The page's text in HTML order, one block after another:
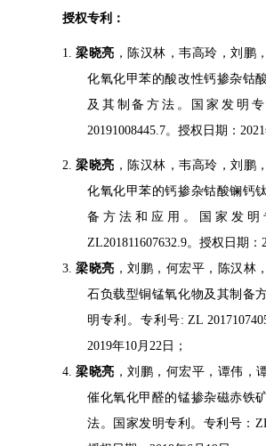
授权专利：
1.梁晓亮 ，陈汉林，韦高玲，刘鹏
化氧化甲苯的酸改性钙掺杂钴
及其制备方法。国家发明
20191008445.7。授权日期：
2.梁晓亮 ，陈汉林，韦高玲，刘鹏
化氧化甲苯的钙掺杂钴酸镧钙
备方法和应用。国家发明
ZL201811607632.9。授权日期：
3.梁晓亮 ，刘鹏，何宏平，陈汉林
石负载型铜锰氧化物及其制备
明专利。专利号: ZL
2019年10月22日；
4.梁晓亮 ，刘鹏，何宏平，谭伟，
催化氧化甲醛的锰掺杂磁赤铁
法。国家发明专利。专利号：ZL